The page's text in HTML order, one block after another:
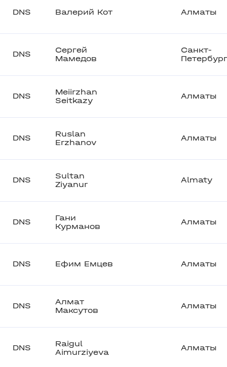
DNS Валерий Кот Алматы
DNS
Сергей
Мамедов
Санкт-
Петербург
DNS
Meiirzhan
Seitkazy
Алматы
DNS
Ruslan
Erzhanov
Алматы
DNS
Sultan
Ziyanur
Almaty
DNS
Гани
Курманов
Алматы
DNS Ефим Емцев Алматы
DNS
Алмат
Максутов
Алматы
DNS
Raigul
Aimurziyeva
Алматы